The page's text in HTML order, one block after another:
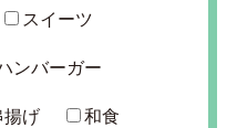
スイーツ
ンバーガー
揚げ 和食